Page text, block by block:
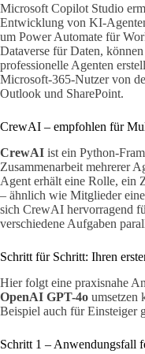
Microsoft Copilot Studio
Entwicklung von KI-
um Power Automate für
Dataverse für Daten,
professionelle Agenten
Microsoft-365-Nutzer von
Outlook und SharePoint.
CrewAI – empfohlen für
CrewAI ist ein Python-
Zusammenarbeit mehrerer
Agent erhält eine Rolle, ein
– ähnlich wie Mitglieder
sich CrewAI hervorragend
verschiedene Aufgaben
Schritt für Schritt: Ihren
Hier folgt eine praxisnahe
OpenAI GPT-4o umsetzen
Beispiel auch für Einsteiger
Schritt 1 – Anwendungsfall